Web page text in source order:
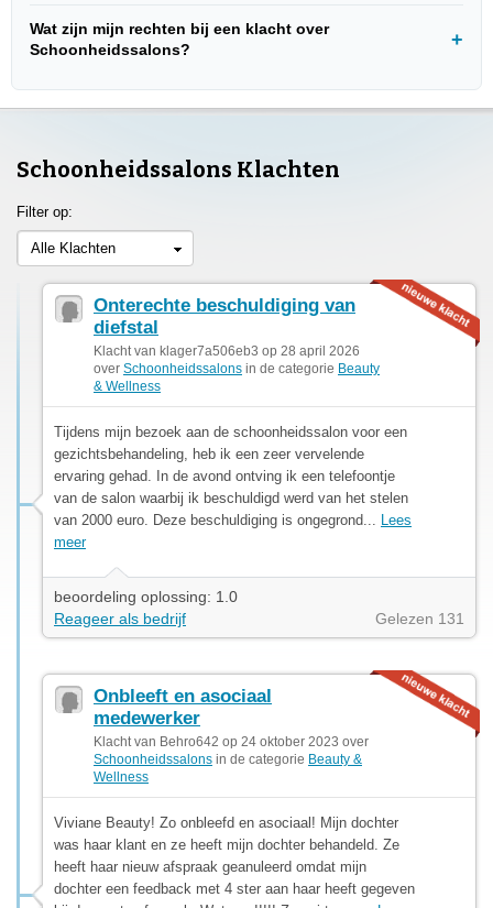
Wat zijn mijn rechten bij een klacht over
Schoonheidssalons?
Schoonheidssalons Klachten
Filter op:
Alle Klachten
Onterechte beschuldiging van
diefstal
Klacht van klager7a506eb3 op 28 april 2026
over Schoonheidssalons in de categorie Beauty
& Wellness
Tijdens mijn bezoek aan de schoonheidssalon voor een
gezichtsbehandeling, heb ik een zeer vervelende
ervaring gehad. In de avond ontving ik een telefoontje
van de salon waarbij ik beschuldigd werd van het stelen
van 2000 euro. Deze beschuldiging is ongegrond... Lees
meer
beoordeling oplossing: 1.0
Reageer als bedrijf
Gelezen 131
Onbleeft en asociaal
medewerker
Klacht van Behro642 op 24 oktober 2023 over
Schoonheidssalons in de categorie Beauty &
Wellness
Viviane Beauty! Zo onbleefd en asociaal! Mijn dochter
was haar klant en ze heeft mijn dochter behandeld. Ze
heeft haar nieuw afspraak geanuleerd omdat mijn
dochter een feedback met 4 ster aan haar heeft gegeven